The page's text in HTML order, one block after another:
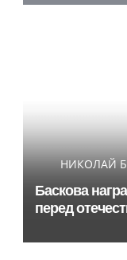
НИКОЛАЙ
Баскова
перед